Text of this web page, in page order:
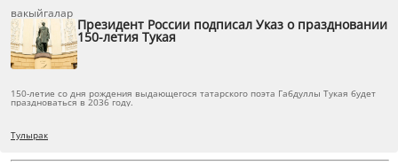
вакыйгалар
Президент России подписал Указ о праздновании
150-летия Тукая
150-летие со дня рождения выдающегося татарского поэта Габдуллы Тукая будет
праздноваться в 2036 году.
Тулырак